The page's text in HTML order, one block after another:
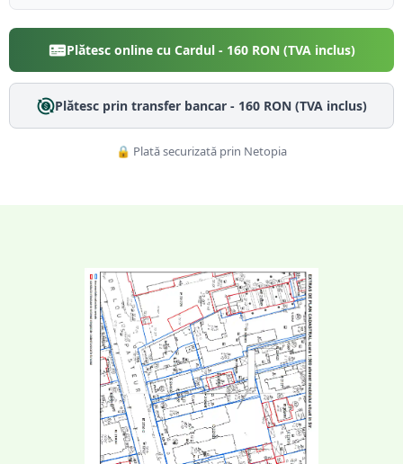
Plătesc online cu Cardul - 160RON (TVA inclus)
Plătesc prin transfer bancar - 160RON (TVA inclus)
🔒 Plată securizată prin Netopia